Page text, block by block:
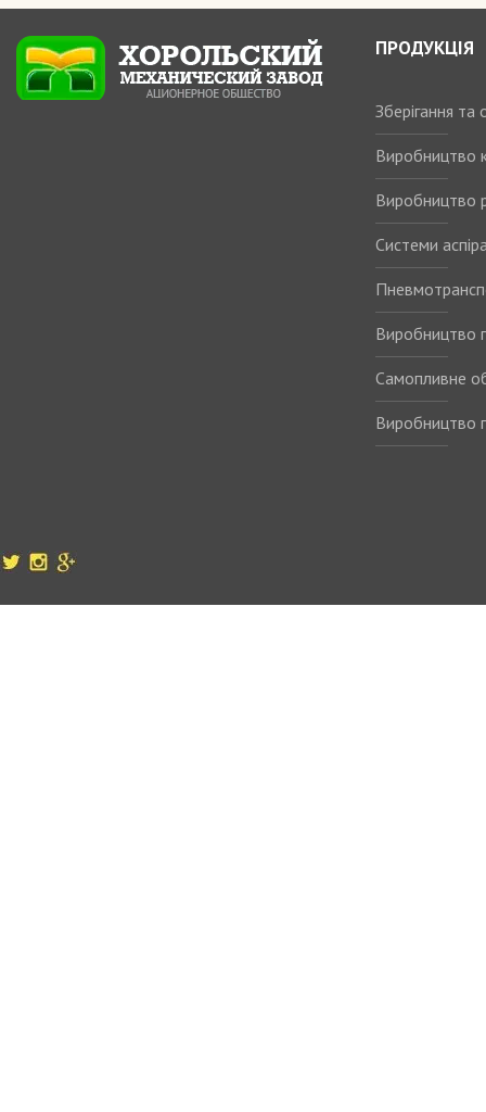
ПРОДУКЦІЯ
Зберігання
Виробництво
Виробництво
Системи
Виробництво
Самопливне
Виробництво